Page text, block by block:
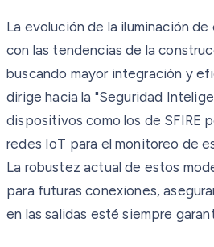
La evolución de la iluminación
con las tendencias de la
buscando mayor integración y
dirige hacia la "Seguridad
dispositivos como los de SFIRE
redes IoT para el monitoreo de
La robustez actual de estos
para futuras conexiones,
en las salidas esté siempre